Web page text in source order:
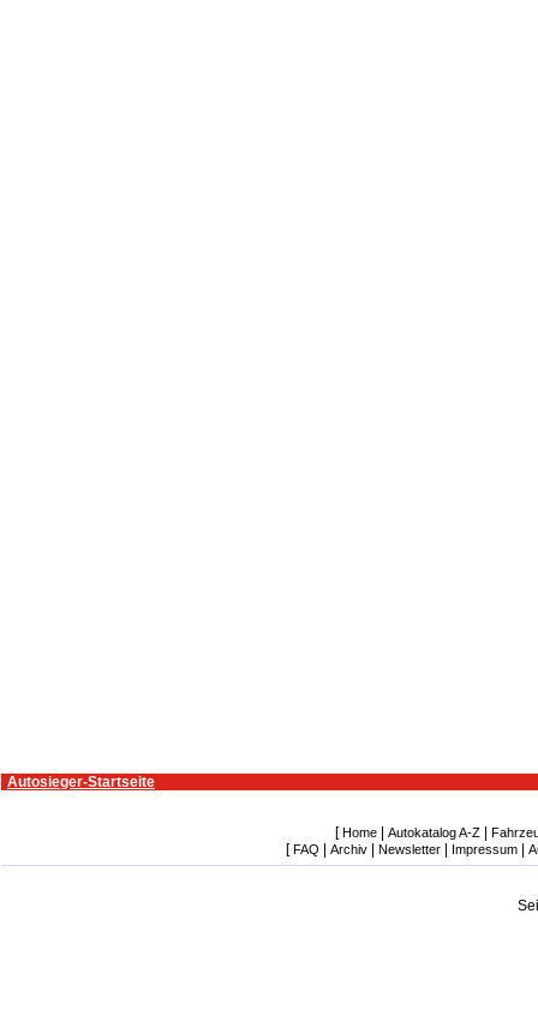
Autosieger-Startseite
[ Home| Autokatalog A-Z|
[ FAQ Archiv Newsletter Impressum